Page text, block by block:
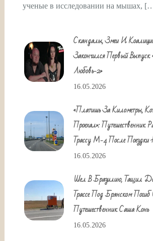
ученые в исследовании на мышах,
Скандалы, Змеи И
Закончился Первый
Любовь-2»
16.05.2026
«Платишь За Километры,
Проехал»: Путешественник
Трассу М-4 После
16.05.2026
Шел В Бразилию, Тащил
Трассе Под Брянском
Путешественник Саша Конь
16.05.2026